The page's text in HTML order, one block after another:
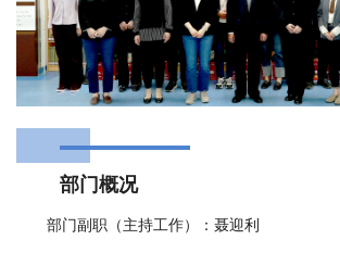
研
部门概况
部门副职（主持工作）：聂迎利